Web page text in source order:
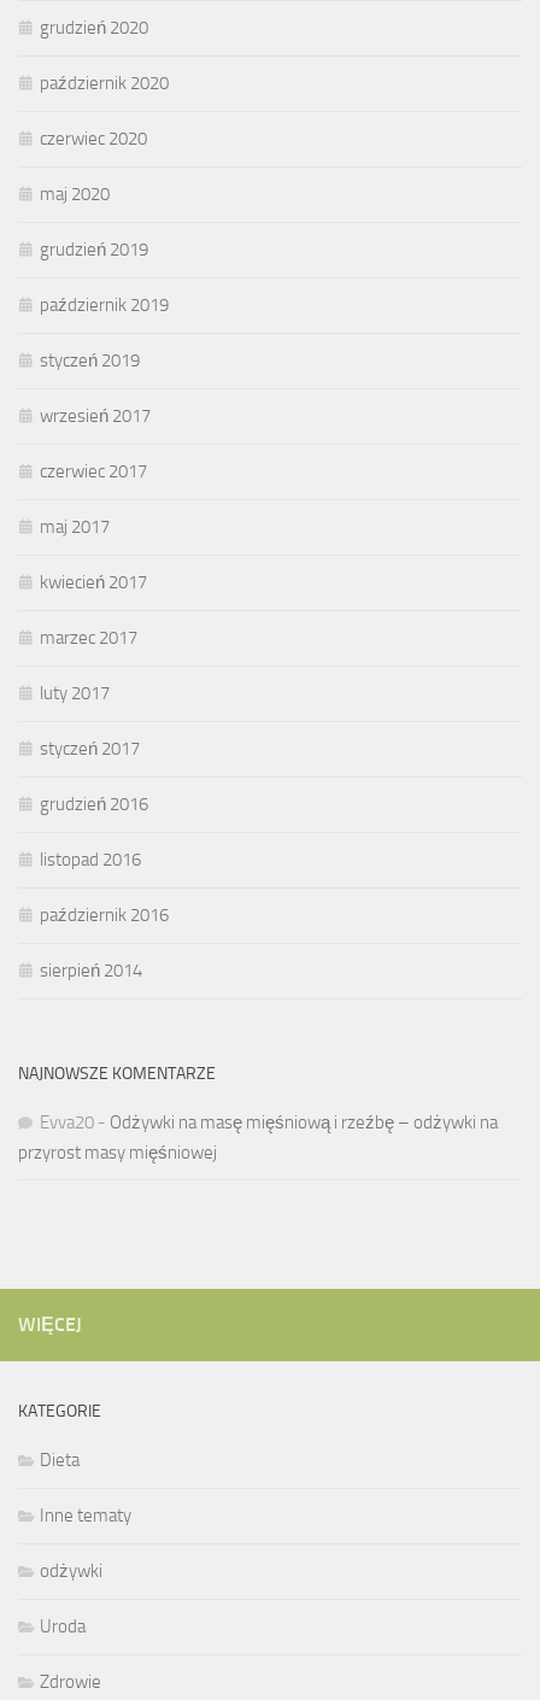
grudzień 2020
październik 2020
czerwiec 2020
maj 2020
grudzień 2019
październik 2019
styczeń 2019
wrzesień 2017
czerwiec 2017
maj 2017
kwiecień 2017
marzec 2017
luty 2017
styczeń 2017
grudzień 2016
listopad 2016
październik 2016
sierpień 2014
NAJNOWSZE KOMENTARZE
Evva20 - Odżywki na masę mięśniową i rzeźbę – odżywki na
przyrost masy mięśniowej
WIĘCEJ
KATEGORIE
Dieta
Inne tematy
odżywki
Uroda
Zdrowie